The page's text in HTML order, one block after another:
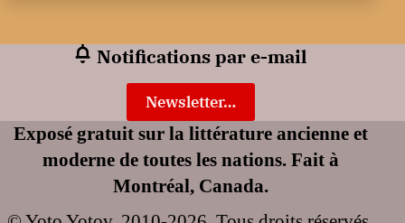
Notifications par e-mail
Newsletter…
Exposé gratuit sur la littérature ancienne et
moderne de toutes les nations. Fait à
Montréal, Canada.